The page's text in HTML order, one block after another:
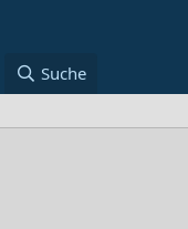
Suche